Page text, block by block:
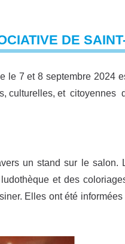
DE
7 et 8 septembre 2024
culturelles, et citoyennes
un stand sur le salon.
et des
Elles ont été